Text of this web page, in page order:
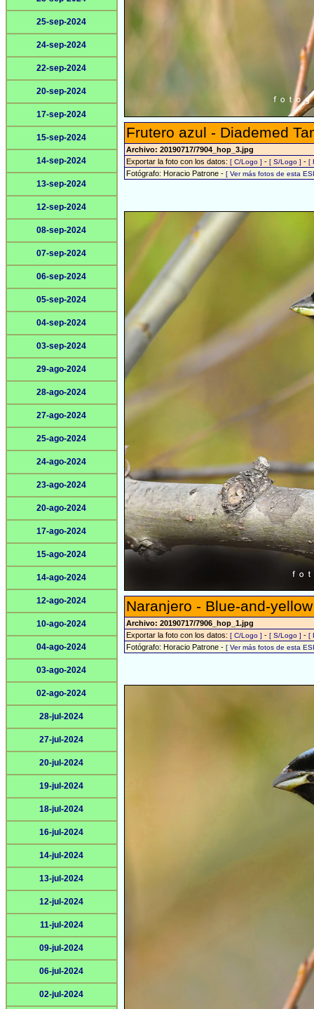
25-sep-2024
24-sep-2024
22-sep-2024
20-sep-2024
17-sep-2024
15-sep-2024
14-sep-2024
13-sep-2024
12-sep-2024
08-sep-2024
07-sep-2024
06-sep-2024
05-sep-2024
04-sep-2024
03-sep-2024
29-ago-2024
28-ago-2024
27-ago-2024
25-ago-2024
24-ago-2024
23-ago-2024
20-ago-2024
17-ago-2024
15-ago-2024
14-ago-2024
12-ago-2024
10-ago-2024
04-ago-2024
03-ago-2024
02-ago-2024
28-jul-2024
27-jul-2024
20-jul-2024
19-jul-2024
18-jul-2024
16-jul-2024
14-jul-2024
13-jul-2024
12-jul-2024
11-jul-2024
09-jul-2024
06-jul-2024
02-jul-2024
Frutero azul - Diademed
Archivo: 20190717/7904_hop_3.jpg
Exportar la foto con los datos: [ C/Logo ] - [ S/Logo ] - [
Fotógrafo: Horacio Patrone - [ Ver más fotos de esta
Naranjero - Blue-and-
Archivo: 20190717/7906_hop_1.jpg
Exportar la foto con los datos: [ C/Logo ] - [ S/Logo ] - [
Fotógrafo: Horacio Patrone - [ Ver más fotos de esta